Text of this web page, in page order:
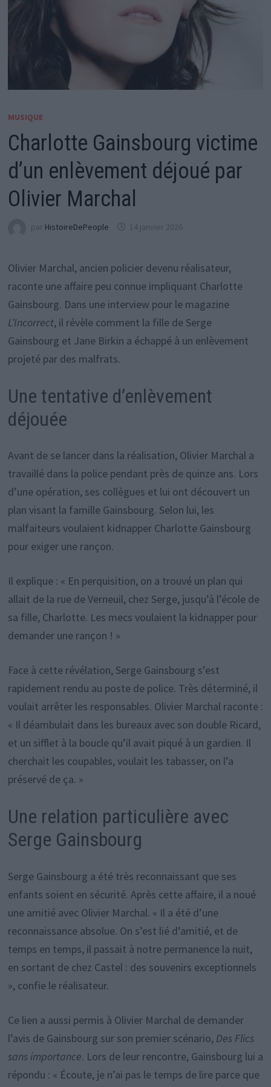
MUSIQUE
Charlotte Gainsbourg victime
d’un enlèvement déjoué par
Olivier Marchal
par HistoireDePeople 14 janvier 2026
Olivier Marchal, ancien policier devenu réalisateur,
raconte une affaire peu connue impliquant Charlotte
Gainsbourg. Dans une interview pour le magazine
L’Incorrect, il révèle comment la fille de Serge
Gainsbourg et Jane Birkin a échappé à un enlèvement
projeté par des malfrats.
Une tentative d’enlèvement
déjouée
Avant de se lancer dans la réalisation, Olivier Marchal a
travaillé dans la police pendant près de quinze ans. Lors
d’une opération, ses collègues et lui ont découvert un
plan visant la famille Gainsbourg. Selon lui, les
malfaiteurs voulaient kidnapper Charlotte Gainsbourg
pour exiger une rançon.
Il explique : « En perquisition, on a trouvé un plan qui
allait de la rue de Verneuil, chez Serge, jusqu’à l’école de
sa fille, Charlotte. Les mecs voulaient la kidnapper pour
demander une rançon ! »
Face à cette révélation, Serge Gainsbourg s’est
rapidement rendu au poste de police. Très déterminé, il
voulait arrêter les responsables. Olivier Marchal raconte :
« Il déambulait dans les bureaux avec son double Ricard,
et un sifflet à la boucle qu’il avait piqué à un gardien. Il
cherchait les coupables, voulait les tabasser, on l’a
préservé de ça. »
Une relation particulière avec
Serge Gainsbourg
Serge Gainsbourg a été très reconnaissant que ses
enfants soient en sécurité. Après cette affaire, il a noué
une amitié avec Olivier Marchal. « Il a été d’une
reconnaissance absolue. On s’est lié d’amitié, et de
temps en temps, il passait à notre permanence la nuit,
en sortant de chez Castel : des souvenirs exceptionnels
», confie le réalisateur.
Ce lien a aussi permis à Olivier Marchal de demander
l’avis de Gainsbourg sur son premier scénario, Des Flics
sans importance. Lors de leur rencontre, Gainsbourg lui a
répondu : « Écoute, je n’ai pas le temps de lire parce que